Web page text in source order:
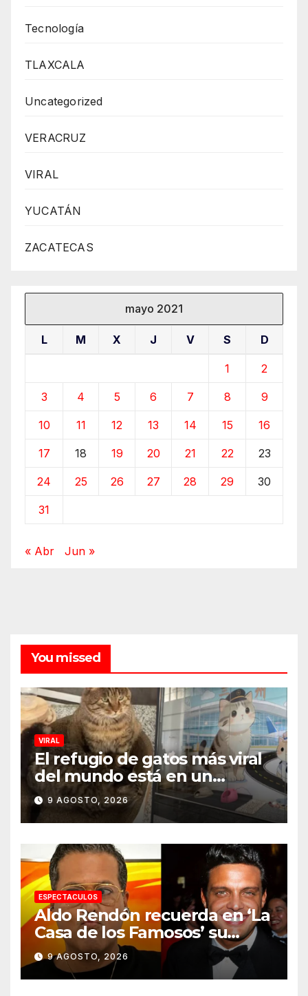
Tecnología
TLAXCALA
Uncategorized
VERACRUZ
VIRAL
YUCATÁN
ZACATECAS
mayo 2021
L M X J V S D
1 2
3 4 5 6 7 8 9
10 11 12 13 14 15 16
17 18 19 20 21 22 23
24 25 26 27 28 29 30
31
« Abr Jun »
You missed
VIRAL
El refugio de gatos más viral
del mundo está en un
aeropuerto internacional y
tiene a tres felinos
patrullando las puertas de
embarque
9 AGOSTO, 2026
ESPECTACULOS
Aldo Rendón recuerda en ‘La
Casa de los Famosos’ su
encuentro con Luis Miguel
9 AGOSTO, 2026